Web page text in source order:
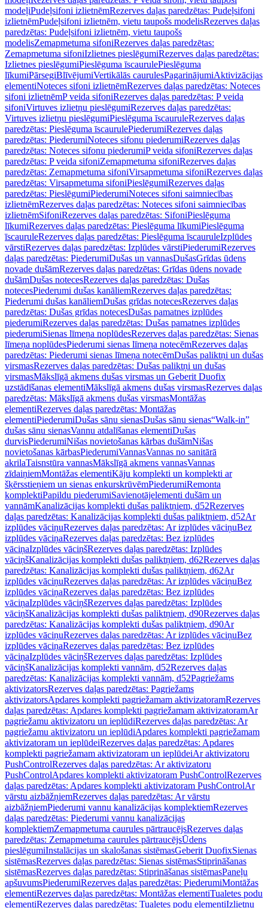
modeļiPudeļsifoni izlietnēmRezerves daļas paredzētas: Pudeļsifoni
izlietnēmPudeļsifoni izlietnēm, vietu taupošs modelisRezerves daļas
paredzētas: Pudeļsifoni izlietnēm, vietu taupošs
modelisZemapmetuma sifoniRezerves daļas paredzētas:
Zemapmetuma sifoniIzlietnes pieslēgumiRezerves daļas paredzētas:
Izlietnes pieslēgumiPieslēguma īscaurulePieslēguma
līkumiPārsegiBlīvējumiVertikālās caurulesPagarinājumiAktivizācijas
elementiNoteces sifoni izlietnēmRezerves daļas paredzētas: Noteces
sifoni izlietnēmP veida sifoniRezerves daļas paredzētas: P veida
sifoniVirtuves izlietņu pieslēgumiRezerves daļas paredzētas:
Virtuves izlietņu pieslēgumiPieslēguma īscauruleRezerves daļas
paredzētas: Pieslēguma īscaurulePiederumiRezerves daļas
paredzētas: PiederumiNoteces sifonu piederumiRezerves daļas
paredzētas: Noteces sifonu piederumiP veida sifoniRezerves daļas
paredzētas: P veida sifoniZemapmetuma sifoniRezerves daļas
paredzētas: Zemapmetuma sifoniVirsapmetuma sifoniRezerves daļas
paredzētas: Virsapmetuma sifoniPieslēgumiRezerves daļas
paredzētas: PieslēgumiPiederumiNoteces sifoni saimniecības
izlietnēmRezerves daļas paredzētas: Noteces sifoni saimniecības
izlietnēmSifoniRezerves daļas paredzētas: SifoniPieslēguma
līkumiRezerves daļas paredzētas: Pieslēguma līkumiPieslēguma
īscauruleRezerves daļas paredzētas: Pieslēguma īscauruleIzplūdes
vārstiRezerves daļas paredzētas: Izplūdes vārstiPiederumiRezerves
daļas paredzētas: PiederumiDušas un vannasDušasGrīdas ūdens
novade dušāmRezerves daļas paredzētas: Grīdas ūdens novade
dušāmDušas notecesRezerves daļas paredzētas: Dušas
notecesPiederumi dušas kanāliemRezerves daļas paredzētas:
Piederumi dušas kanāliemDušas grīdas notecesRezerves daļas
paredzētas: Dušas grīdas notecesDušas pamatnes izplūdes
piederumiRezerves daļas paredzētas: Dušas pamatnes izplūdes
piederumiSienas līmeņa noplūdesRezerves daļas paredzētas: Sienas
līmeņa noplūdesPiederumi sienas līmeņa notecēmRezerves daļas
paredzētas: Piederumi sienas līmeņa notecēmDušas paliktņi un dušas
virsmasRezerves daļas paredzētas: Dušas paliktņi un dušas
virsmasMākslīgā akmens dušas virsmas un Geberit Duofix
uzstādīšanas elementiMākslīgā akmens dušas virsmasRezerves daļas
paredzētas: Mākslīgā akmens dušas virsmasMontāžas
elementiRezerves daļas paredzētas: Montāžas
elementiPiederumiDušas sānu sienasDušas sānu sienas“Walk-in”
dušas sānu sienasVannu atdalīšanas elementiDušas
durvisPiederumiNišas novietošanas kārbas dušāmNišas
novietošanas kārbasPiederumiVannasVannas no sanitārā
akrilaTaisnstūra vannasMākslīgā akmens vannasVannas
zīdaiņiemMontāžas elementiKāju komplekti un komplekti ar
šķērsstieņiem un sienas enkurskrūvēmPiederumiRemonta
komplektiPapildu piederumiSavienotājelementi dušām un
vannāmKanalizācijas komplekti dušas paliktņiem, d52Rezerves
daļas paredzētas: Kanalizācijas komplekti dušas paliktņiem, d52Ar
izplūdes vāciņuRezerves daļas paredzētas: Ar izplūdes vāciņuBez
izplūdes vāciņaRezerves daļas paredzētas: Bez izplūdes
vāciņaIzplūdes vāciņšRezerves daļas paredzētas: Izplūdes
vāciņšKanalizācijas komplekti dušas paliktņiem, d62Rezerves daļas
paredzētas: Kanalizācijas komplekti dušas paliktņiem, d62Ar
izplūdes vāciņuRezerves daļas paredzētas: Ar izplūdes vāciņuBez
izplūdes vāciņaRezerves daļas paredzētas: Bez izplūdes
vāciņaIzplūdes vāciņšRezerves daļas paredzētas: Izplūdes
vāciņšKanalizācijas komplekti dušas paliktņiem, d90Rezerves daļas
paredzētas: Kanalizācijas komplekti dušas paliktņiem, d90Ar
izplūdes vāciņuRezerves daļas paredzētas: Ar izplūdes vāciņuBez
izplūdes vāciņaRezerves daļas paredzētas: Bez izplūdes
vāciņaIzplūdes vāciņšRezerves daļas paredzētas: Izplūdes
vāciņšKanalizācijas komplekti vannām, d52Rezerves daļas
paredzētas: Kanalizācijas komplekti vannām, d52Pagriežams
aktivizatorsRezerves daļas paredzētas: Pagriežams
aktivizatorsApdares komplekti pagriežamam aktivizatoramRezerves
daļas paredzētas: Apdares komplekti pagriežamam aktivizatoramAr
pagriežamu aktivizatoru un ieplūdiRezerves daļas paredzētas: Ar
pagriežamu aktivizatoru un ieplūdiApdares komplekti pagriežamam
aktivizatoram un ieplūdeiRezerves daļas paredzētas: Apdares
komplekti pagriežamam aktivizatoram un ieplūdeiAr aktivizatoru
PushControlRezerves daļas paredzētas: Ar aktivizatoru
PushControlApdares komplekti aktivizatoram PushControlRezerves
daļas paredzētas: Apdares komplekti aktivizatoram PushControlAr
vārstu aizbāžņiemRezerves daļas paredzētas: Ar vārstu
aizbāžņiemPiederumi vannu kanalizācijas komplektiemRezerves
daļas paredzētas: Piederumi vannu kanalizācijas
komplektiemZemapmetuma caurules pārtraucējsRezerves daļas
paredzētas: Zemapmetuma caurules pārtraucējsŪdens
pieslēgumiInstalācijas un skalošanas sistēmasGeberit DuofixSienas
sistēmasRezerves daļas paredzētas: Sienas sistēmasStiprināšanas
sistēmasRezerves daļas paredzētas: Stiprināšanas sistēmasPaneļu
apšuvumsPiederumiRezerves daļas paredzētas: PiederumiMontāžas
elementiRezerves daļas paredzētas: Montāžas elementiTualetes podu
elementiRezerves daļas paredzētas: Tualetes podu elementiIzlietņu